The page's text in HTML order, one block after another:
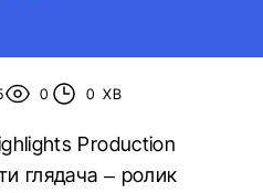
0 0 ХВ
Production
глядача – ролик